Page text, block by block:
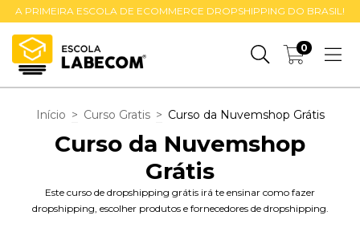
A PRIMEIRA ESCOLA DE ECOMMERCE DROPSHIPPING DO BRASIL!
0
Início > Curso Gratis > Curso da Nuvemshop Grátis
Curso da Nuvemshop
Grátis
Este curso de dropshipping grátis irá te ensinar como fazer
dropshipping, escolher produtos e fornecedores de dropshipping.